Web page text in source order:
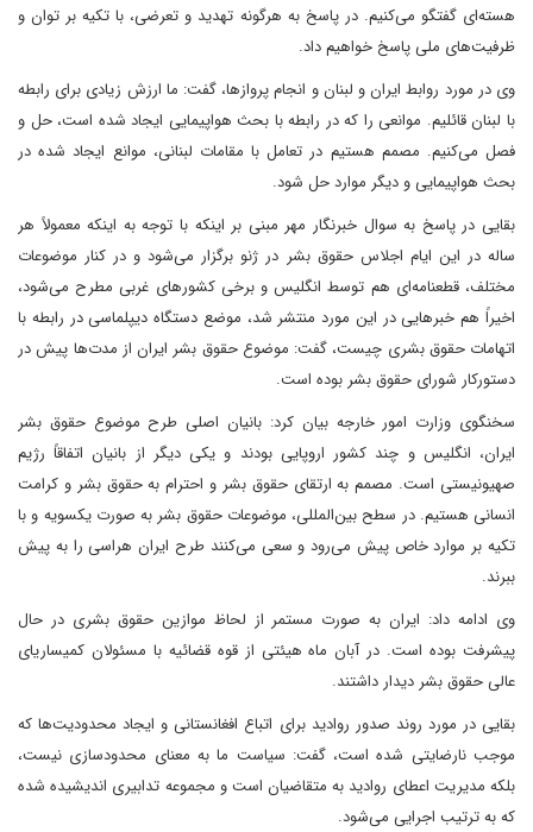
هسته‌ای گفتگو می‌کنیم. در پاسخ به هرگونه تهدید و تعرضی، با تکیه بر توان و
ظرفیت‌های ملی پاسخ خواهیم داد.
وی در مورد روابط ایران و لبنان و انجام پروازها، گفت: ما ارزش زیادی برای رابطه
با لبنان قائلیم. موانعی را که در رابطه با بحث هواپیمایی ایجاد شده است، حل و
فصل می‌کنیم. مصمم هستیم در تعامل با مقامات لبنانی، موانع ایجاد شده در
بحث هواپیمایی و دیگر موارد حل شود.
بقایی در پاسخ به سوال خبرنگار مهر مبنی بر اینکه با توجه به اینکه معمولاً هر
ساله در این ایام اجلاس حقوق بشر در ژنو برگزار می‌شود و در کنار موضوعات
مختلف، قطعنامه‌ای هم توسط انگلیس و برخی کشورهای غربی مطرح می‌شود،
اخیراً هم خبرهایی در این مورد منتشر شد، موضع دستگاه دیپلماسی در رابطه با
اتهامات حقوق بشری چیست، گفت: موضوع حقوق بشر ایران از مدت‌ها پیش در
دستورکار شورای حقوق بشر بوده است.
سخنگوی وزارت امور خارجه بیان کرد: بانیان اصلی طرح موضوع حقوق بشر
ایران، انگلیس و چند کشور اروپایی بودند و یکی دیگر از بانیان اتفاقاً رژیم
صهیونیستی است. مصمم به ارتقای حقوق بشر و احترام به حقوق بشر و کرامت
انسانی هستیم. در سطح بین‌المللی، موضوعات حقوق بشر به صورت یکسویه و با
تکیه بر موارد خاص پیش می‌رود و سعی می‌کنند طرح ایران هراسی را به پیش
ببرند.
وی ادامه داد: ایران به صورت مستمر از لحاظ موازین حقوق بشری در حال
پیشرفت بوده است. در آبان ماه هیئتی از قوه قضائیه با مسئولان کمیساریای
عالی حقوق بشر دیدار داشتند.
بقایی در مورد روند صدور روادید برای اتباع افغانستانی و ایجاد محدودیت‌ها که
موجب نارضایتی شده است، گفت: سیاست ما به معنای محدودسازی نیست،
بلکه مدیریت اعطای روادید به متقاضیان است و مجموعه تدابیری اندیشیده شده
که به ترتیب اجرایی می‌شود.